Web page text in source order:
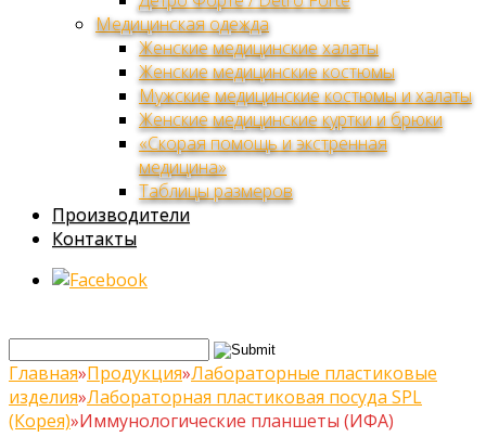
Медицинская одежда
Женские медицинские халаты
Женские медицинские костюмы
Мужские медицинские костюмы и халаты
Женские медицинские куртки и брюки
«Скорая помощь и экстренная
медицина»
Таблицы размеров
Производители
Контакты
Главная»Продукция»Лабораторные пластиковые
изделия»Лабораторная пластиковая посуда SPL
(Корея)»Иммунологические планшеты (ИФА)